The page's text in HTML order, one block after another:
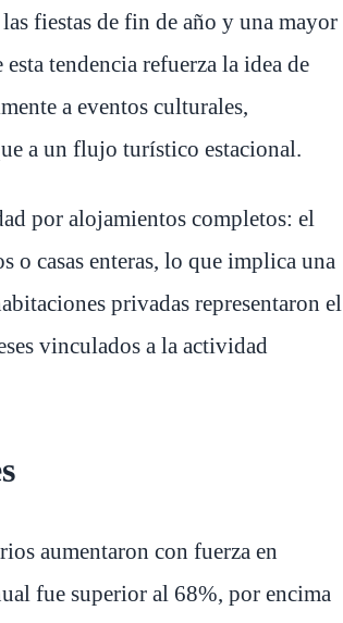
las fiestas de fin de año y una mayor
tendencia refuerza la idea de
a eventos culturales,
a un flujo turístico estacional.
por alojamientos completos: el
o casas enteras, lo que implica una
privadas representaron el
vinculados a la actividad
aumentaron con fuerza en
fue superior al 68%, por encima